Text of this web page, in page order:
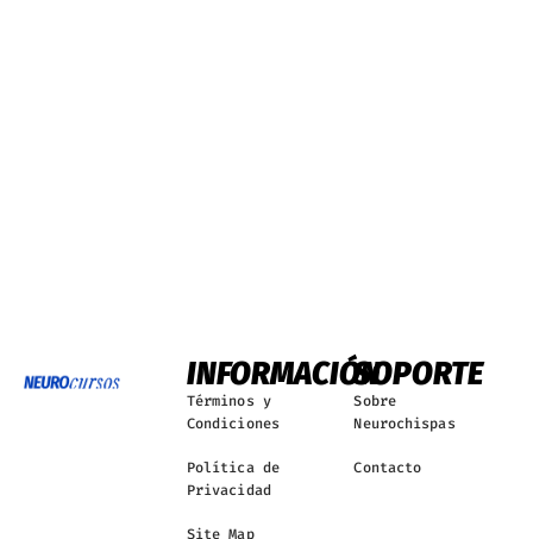
INFORMACIÓN
Términos y
Condiciones
Política de
Privacidad
Site Map
SOPORTE
Sobre
Neurochispas
Contacto